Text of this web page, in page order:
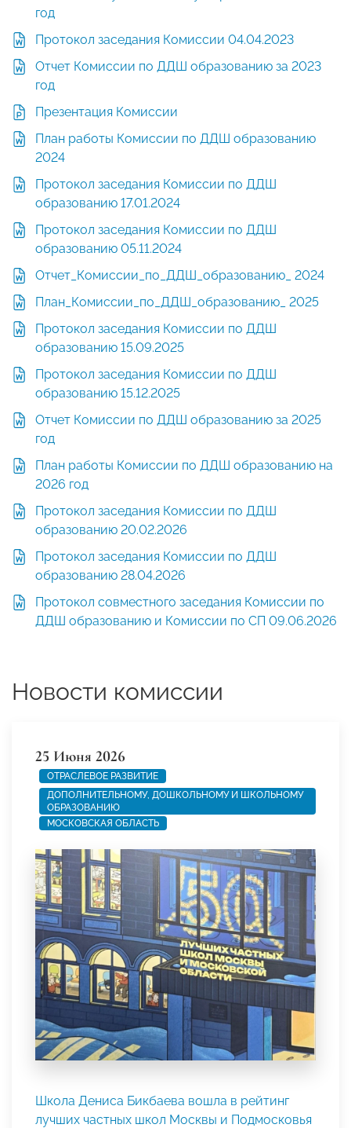
год
Протокол заседания Комиссии 04.04.2023
Отчет Комиссии по ДДШ образованию за 2023
год
Презентация Комиссии
План работы Комиссии по ДДШ образованию
2024
Протокол заседания Комиссии по ДДШ
образованию 17.01.2024
Протокол заседания Комиссии по ДДШ
образованию 05.11.2024
Отчет_Комиссии_по_ДДШ_образованию_ 2024
План_Комиссии_по_ДДШ_образованию_ 2025
Протокол заседания Комиссии по ДДШ
образованию 15.09.2025
Протокол заседания Комиссии по ДДШ
образованию 15.12.2025
Отчет Комиссии по ДДШ образованию за 2025
год
План работы Комиссии по ДДШ образованию на
2026 год
Протокол заседания Комиссии по ДДШ
образованию 20.02.2026
Протокол заседания Комиссии по ДДШ
образованию 28.04.2026
Протокол совместного заседания Комиссии по
ДДШ образованию и Комиссии по СП 09.06.2026
Новости комиссии
25 Июня 2026
ОТРАСЛЕВОЕ РАЗВИТИЕ
ДОПОЛНИТЕЛЬНОМУ, ДОШКОЛЬНОМУ И ШКОЛЬНОМУ
ОБРАЗОВАНИЮ
МОСКОВСКАЯ ОБЛАСТЬ
Школа Дениса Бикбаева вошла в рейтинг
лучших частных школ Москвы и Подмосковья